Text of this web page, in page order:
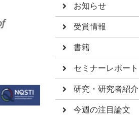
お知らせ
受賞情報
書籍
セミナーレポート
研究・研究者紹介
今週の注目論文